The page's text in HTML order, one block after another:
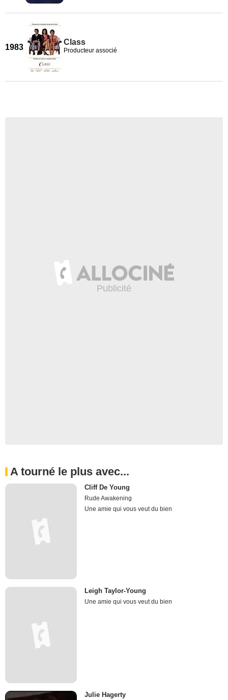
1983
Class
Producteur associé
A tourné le plus avec...
Cliff De Young
Rude Awakening
Une amie qui vous veut du bien
Leigh Taylor-Young
Une amie qui vous veut du bien
Julie Hagerty